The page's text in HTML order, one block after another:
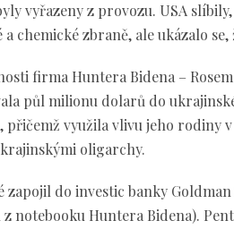
vyřazeny z provozu. USA
chemické zbraně, ale ukázalo
firma Huntera Bidena –
půl milionu dolarů do
přičemž využila vlivu jeho rodiny
oligarchy.
zapojil do investic banky
notebooku Huntera Bidena).